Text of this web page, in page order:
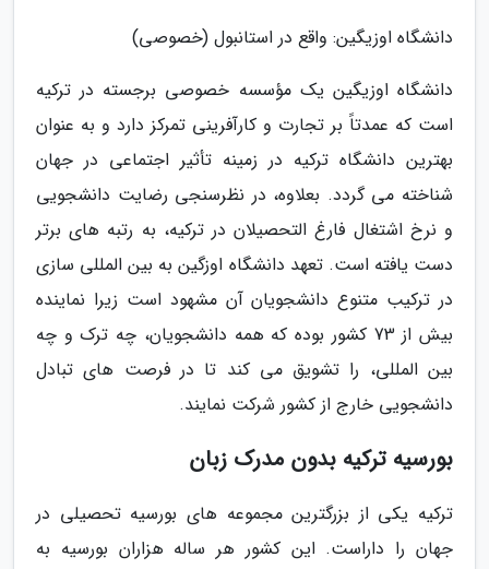
دانشگاه اوزیگین: واقع در استانبول (خصوصی)
دانشگاه اوزیگین یک مؤسسه خصوصی برجسته در ترکیه
است که عمدتاً بر تجارت و کارآفرینی تمرکز دارد و به عنوان
بهترین دانشگاه ترکیه در زمینه تأثیر اجتماعی در جهان
شناخته می گردد. بعلاوه، در نظرسنجی رضایت دانشجویی
و نرخ اشتغال فارغ التحصیلان در ترکیه، به رتبه های برتر
دست یافته است. تعهد دانشگاه اوزگین به بین المللی سازی
در ترکیب متنوع دانشجویان آن مشهود است زیرا نماینده
بیش از 73 کشور بوده که همه دانشجویان، چه ترک و چه
بین المللی، را تشویق می کند تا در فرصت های تبادل
دانشجویی خارج از کشور شرکت نمایند.
بورسیه ترکیه بدون مدرک زبان
ترکیه یکی از بزرگترین مجموعه های بورسیه تحصیلی در
جهان را داراست. این کشور هر ساله هزاران بورسیه به